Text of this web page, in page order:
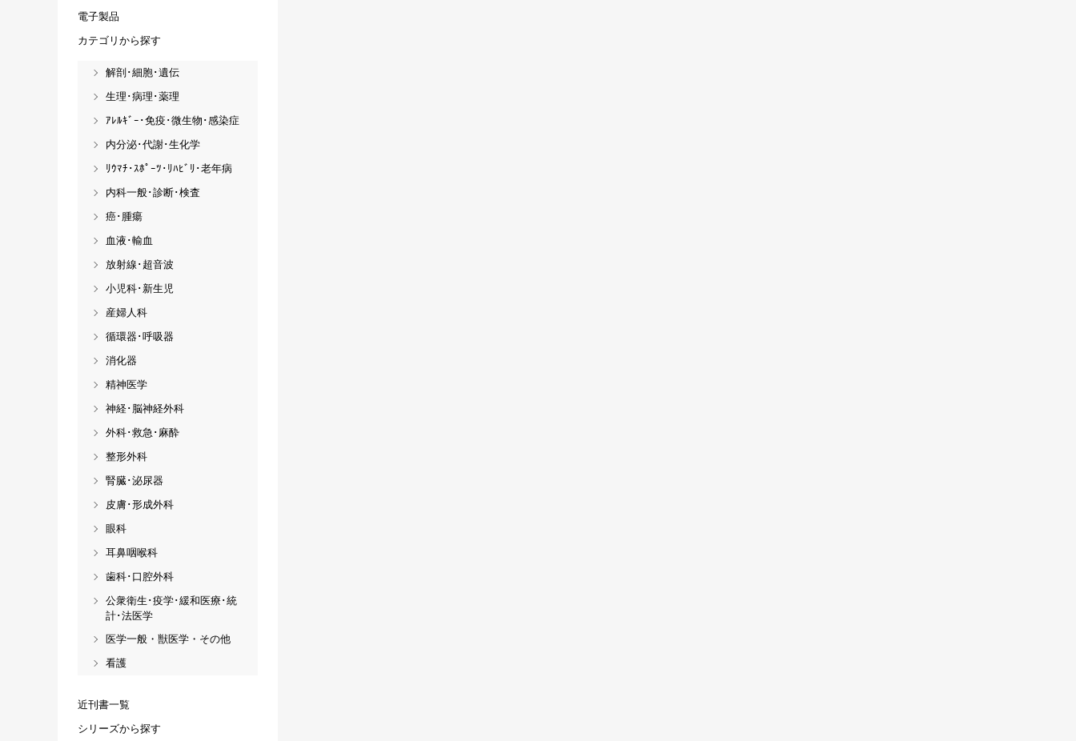
電子製品
カテゴリから探す
解剖･細胞･遺伝
生理･病理･薬理
ｱﾚﾙｷﾞｰ･免疫･微生物･感染症
内分泌･代謝･生化学
ﾘｳﾏﾁ･ｽﾎﾟｰﾂ･ﾘﾊﾋﾞﾘ･老年病
内科一般･診断･検査
癌･腫瘍
血液･輸血
放射線･超音波
小児科･新生児
産婦人科
循環器･呼吸器
消化器
精神医学
神経･脳神経外科
外科･救急･麻酔
整形外科
腎臓･泌尿器
皮膚･形成外科
眼科
耳鼻咽喉科
歯科･口腔外科
公衆衛生･疫学･緩和医療･統
計･法医学
医学一般・獣医学・その他
看護
近刊書一覧
シリーズから探す